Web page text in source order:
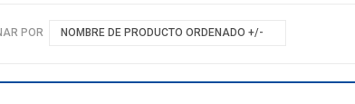
POR NOMBRE DE PRODUCTO ORDENADO +/-